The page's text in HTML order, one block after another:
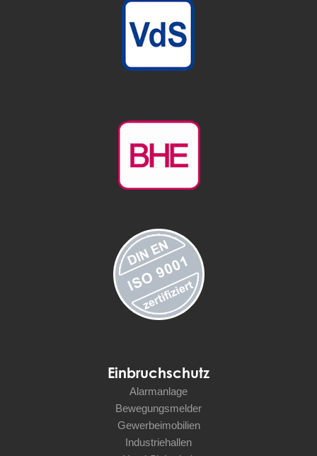
Einbruchschutz
Alarmanlage
Bewegungsmelder
Gewerbeimobilien
Industriehallen